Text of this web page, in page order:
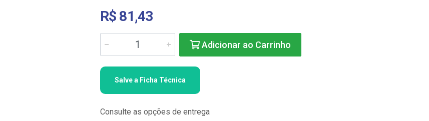
R$ 81,43
Adicionar ao Carrinho
Salve a Ficha Técnica
Consulte as opções de entrega